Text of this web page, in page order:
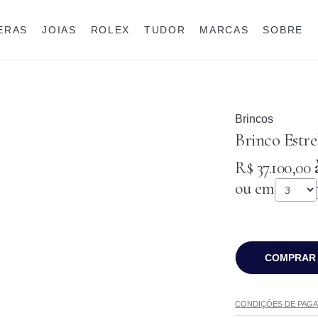
JOIAS MARCAS SOBRE
ROLEX TUDOR
Brincos
Brinco
R$ 37.100,00
ou em
CONDIÇÕES DE